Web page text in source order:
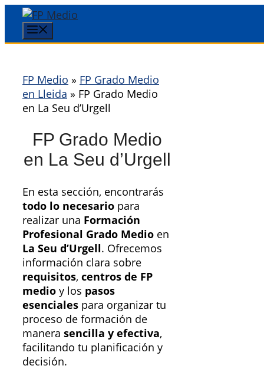
Saltar
contenido
FP Medio » FP Grado Medio
en Lleida » FP Grado Medio
en La Seu d’Urgell
FP Grado Medio
en La Seu d’Urgell
En esta sección, encontrarás
todo lo necesario para
realizar una Formación
Profesional Grado Medio en
La Seu d’Urgell. Ofrecemos
información clara sobre
requisitos, centros de FP
medio y los pasos
esenciales para organizar tu
proceso de formación de
manera sencilla y efectiva,
facilitando tu planificación y
decisión.